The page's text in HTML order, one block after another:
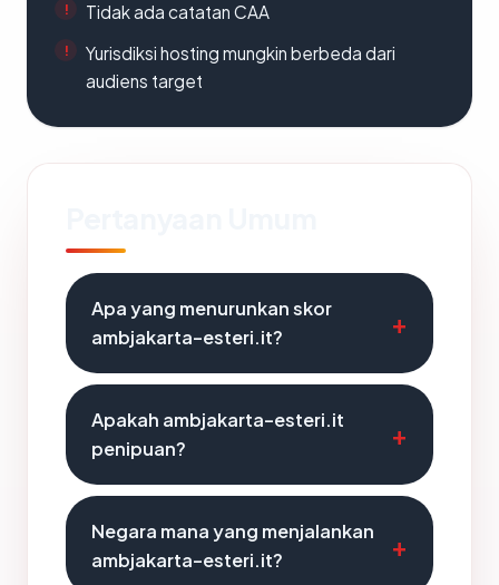
Tidak ada catatan CAA
Yurisdiksi hosting mungkin berbeda dari
audiens target
Apa yang menurunkan skor
ambjakarta-esteri.it?
Apakah ambjakarta-esteri.it
penipuan?
Negara mana yang menjalankan
ambjakarta-esteri.it?